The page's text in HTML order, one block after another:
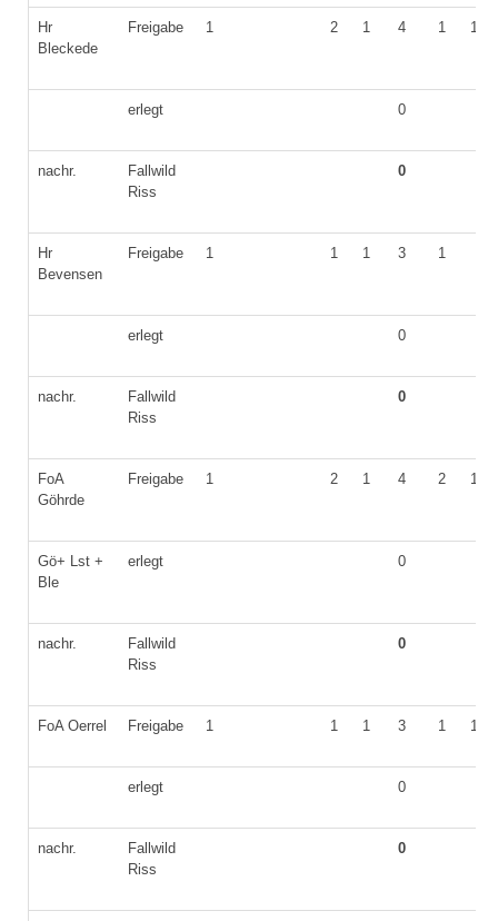
Hr
Bleckede
Freigabe 1 2 1 4 1 1
erlegt 0
nachr.
Fallwild
Riss
0
Hr
Bevensen
Freigabe 1 1 1 3 1
erlegt 0
nachr.
Fallwild
Riss
0
FoA
Göhrde
Freigabe 1 2 1 4 2 1
Gö+ Lst +
Ble
erlegt 0
nachr.
Fallwild
Riss
0
FoA Oerrel Freigabe 1 1 1 3 1 1
erlegt 0
nachr.
Fallwild
Riss
0